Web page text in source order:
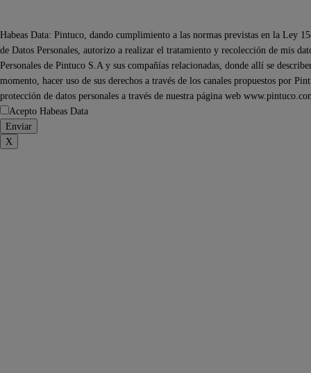
Habeas Data: Pintuco, dando cumplimiento a las normas previstas en la Ley
de Datos Personales, autorizo a realizar el tratamiento y recolección de mis
Personales de Pintuco S.A y sus compañías relacionadas, donde allí se
momento, hacer uso de sus derechos a través de los canales propuestos por
protección de datos personales a través de nuestra página web
Acepto Habeas Data
X